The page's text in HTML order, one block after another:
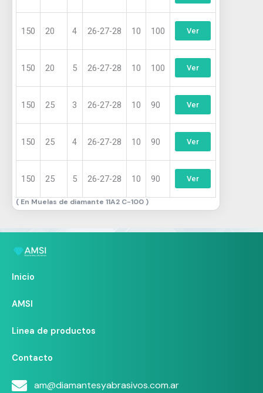
150 20 4 26-27-28 10 100 Ver
150 20 5 26-27-28 10 100 Ver
150 25 3 26-27-28 10 90 Ver
150 25 4 26-27-28 10 90 Ver
150 25 5 26-27-28 10 90 Ver
Muelas de diamante 11A2 C-100
Inicio
AMSI
Linea de productos
Contacto
am@diamantesyabrasivos.com.ar